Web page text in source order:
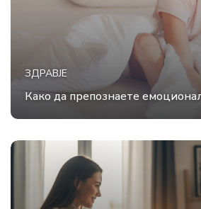
ЗДРАВЈЕ
Како да препознаете